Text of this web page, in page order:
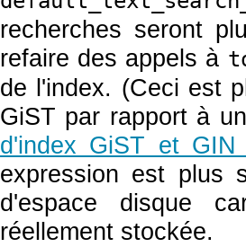
recherches seront
refaire des appels à
de l'index. (Ceci est
GiST par rapport à
d'index GiST et GIN
expression est plus
d'espace disque
réellement stockée.